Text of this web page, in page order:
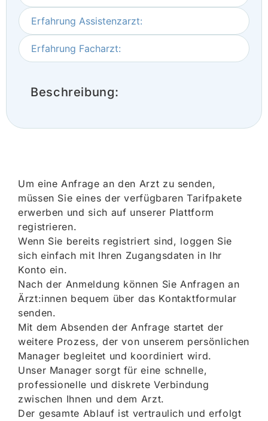
Erfahrung Assistenzarzt:
Erfahrung Facharzt:
Beschreibung:
Um eine Anfrage an den Arzt zu senden,
müssen Sie eines der verfügbaren Tarifpakete
erwerben und sich auf unserer Plattform
registrieren.
Wenn Sie bereits registriert sind, loggen Sie
sich einfach mit Ihren Zugangsdaten in Ihr
Konto ein.
Nach der Anmeldung können Sie Anfragen an
Ärzt:innen bequem über das Kontaktformular
senden.
Mit dem Absenden der Anfrage startet der
weitere Prozess, der von unserem persönlichen
Manager begleitet und koordiniert wird.
Unser Manager sorgt für eine schnelle,
professionelle und diskrete Verbindung
zwischen Ihnen und dem Arzt.
Der gesamte Ablauf ist vertraulich und erfolgt